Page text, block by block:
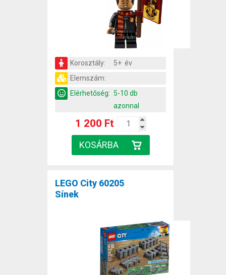
Korosztály:
5+ év
Elemszám:
Elérhetőség: 5-10 db
azonnal
1 200 Ft
LEGO City 60205
Sínek